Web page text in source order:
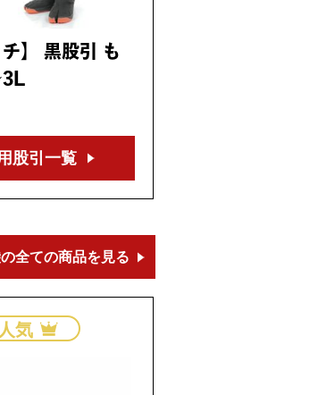
】 黒股引 も
股引一覧
全ての商品を見る
気